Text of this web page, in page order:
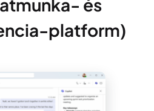
és
platform)